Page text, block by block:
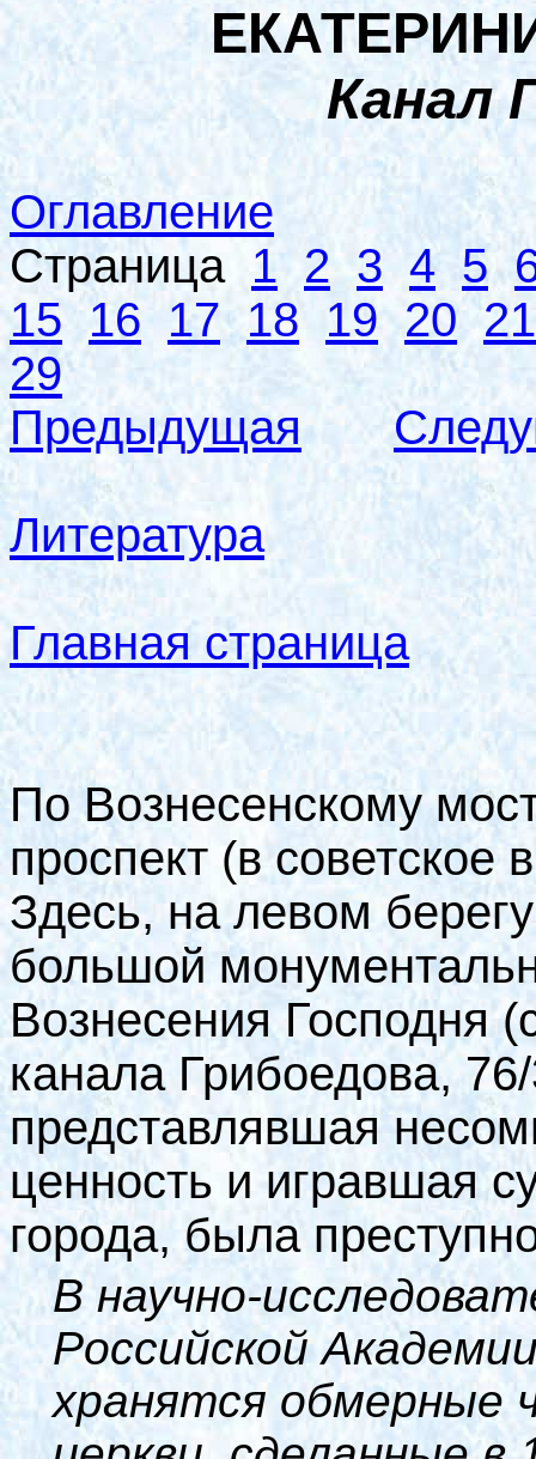
Канал
Оглавление
Страница 1 2 3 4 5
15 16 17 18 19 20 21
29
Предыдущая
Литература
Главная страница
По Вознесенскому
проспект (в
Здесь, на левом
большой
Вознесения Господня
канала Грибоедова,
представлявшая
ценность и игравшая
города, была
В научно-
Российской
хранятся обмерные